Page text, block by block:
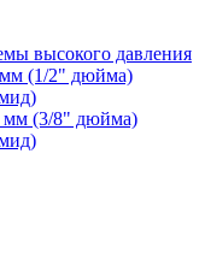
высокого давления
(1/2" дюйма)
мм (3/8" дюйма)